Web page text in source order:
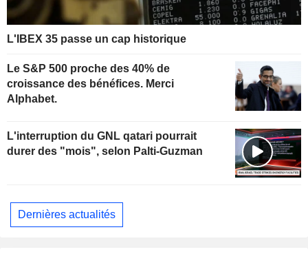
L'IBEX 35 passe un cap historique
Le S&P 500 proche des 40% de
croissance des bénéfices. Merci
Alphabet.
L'interruption du GNL qatari pourrait
durer des "mois", selon Palti-Guzman
Dernières actualités